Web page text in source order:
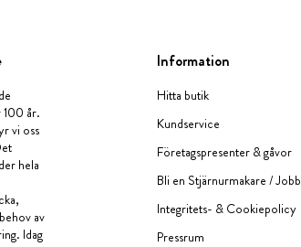
100 år.
vi oss
hela
av
Idag
Information
Hitta butik
Kundservice
Företagspresenter & gåvor
Bli en Stjärnurmakare / Jobb
Integritets- & Cookiepolicy
Pressrum